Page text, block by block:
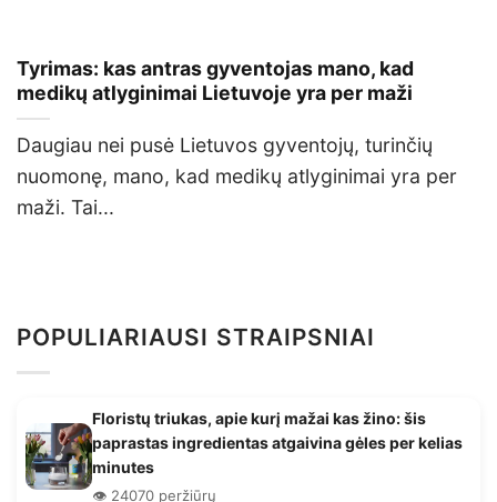
Tyrimas: kas antras gyventojas mano, kad
medikų atlyginimai Lietuvoje yra per maži
Daugiau nei pusė Lietuvos gyventojų, turinčių
nuomonę, mano, kad medikų atlyginimai yra per
maži. Tai...
POPULIARIAUSI STRAIPSNIAI
Floristų triukas, apie kurį mažai kas žino: šis
paprastas ingredientas atgaivina gėles per kelias
minutes
👁️ 24070 peržiūrų